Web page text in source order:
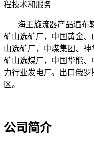
程技术和服务
海王旋流器产品遍布
矿山选矿厂，中国黄金
山选矿厂，中煤集团、
矿山选煤厂，中国华能
力行业发电厂。出口俄
区。
公司简介